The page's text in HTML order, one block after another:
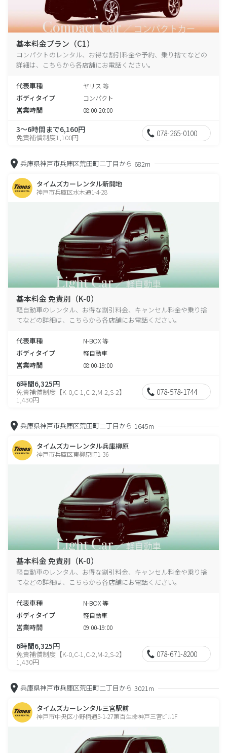
基本料金プラン（C1）
コンパクトのレンタル、お得な割引料金や予約、乗り捨てなどの
詳細は、こちらから各店舗にお電話ください。
代表車種 ヤリス 等
ボディタイプ コンパクト
営業時間 08:00-20:00
3～6時間まで6,160円
免責補償制度1,100円 078-265-0100
兵庫県神戸市兵庫区荒田町二丁目から 682m
タイムズカーレンタル新開地
神戸市兵庫区水木通1-4-28
基本料金 免責別（K-0）
軽自動車のレンタル、お得な割引料金、キャンセル料金や乗り捨
てなどの詳細は、こちらから各店舗にお電話ください。
代表車種 N-BOX 等
ボディタイプ 軽自動車
営業時間 08:00-19:00
6時間6,325円
免責補償制度【K-0,C-1,C-2,M-2,S-2】
1,430円
078-578-1744
兵庫県神戸市兵庫区荒田町二丁目から 1645m
タイムズカーレンタル兵庫柳原
神戸市兵庫区東柳原町1-36
基本料金 免責別（K-0）
軽自動車のレンタル、お得な割引料金、キャンセル料金や乗り捨
てなどの詳細は、こちらから各店舗にお電話ください。
代表車種 N-BOX 等
ボディタイプ 軽自動車
営業時間 09:00-19:00
6時間6,325円
免責補償制度【K-0,C-1,C-2,M-2,S-2】
1,430円
078-671-8200
兵庫県神戸市兵庫区荒田町二丁目から 3021m
タイムズカーレンタル三宮駅前
神戸市中央区小野柄通5-1-27第百生命神戸三宮ﾋﾞﾙ1F